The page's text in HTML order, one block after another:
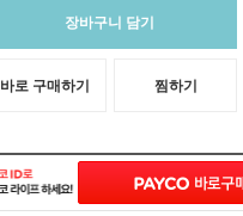
장바구니 담기
바로 구매하기 찜하기